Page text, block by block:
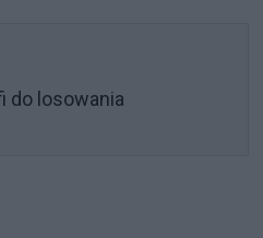
do losowania